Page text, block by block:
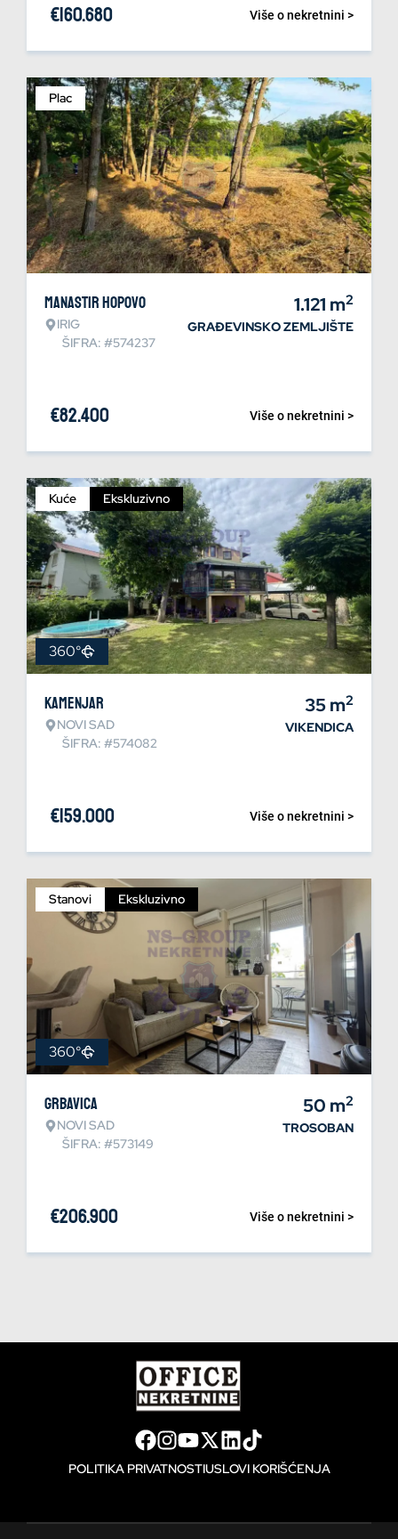
Više o nekretnini >
€160.680
Plac
Manastir Hopovo
IRIG
ŠIFRA: #574237
1.121 m2
GRAĐEVINSKO ZEMLJIŠTE
Više o nekretnini >
€82.400
Kuće Ekskluzivno
360°
Kamenjar
NOVI SAD
ŠIFRA: #574082
35m2
VIKENDICA
Više o nekretnini >
€159.000
Stanovi Ekskluzivno
360°
Grbavica
NOVI SAD
ŠIFRA: #573149
50 m2
TROSOBAN
Više o nekretnini >
€206.900
POLITIKA PRIVATNOSTIUSLOVI KORIŠĆENJA